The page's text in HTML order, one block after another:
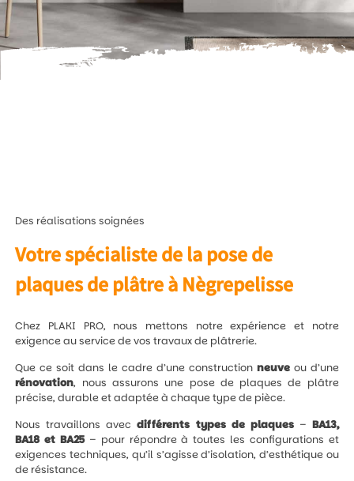
Des réalisations soignées
Votre spécialiste de la pose de
plaques de plâtre à Nègrepelisse
Chez PLAKI PRO, nous mettons notre expérience et notre
exigence au service de vos travaux de plâtrerie.
Que ce soit dans le cadre d’une construction neuveou d’une
rénovation, nous assurons une pose de plaques de plâtre
précise, durable et adaptée à chaque type de pièce.
Nous travaillons avecdifférents types de plaques– BA13,
BA18 et BA25– pour répondre à toutes les configurations et
exigences techniques, qu’il s’agisse d’isolation, d’esthétique ou
de résistance.